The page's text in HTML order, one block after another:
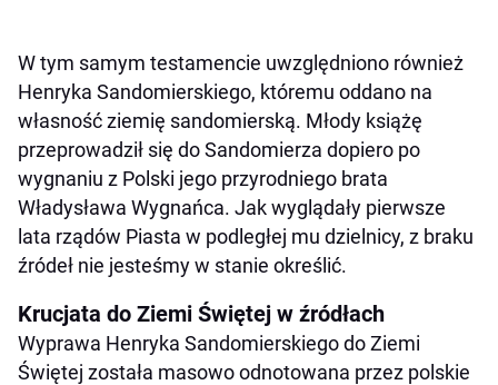
W tym samym testamencie uwzględniono również
Henryka Sandomierskiego, któremu oddano na
własność ziemię sandomierską. Młody książę
przeprowadził się do Sandomierza dopiero po
wygnaniu z Polski jego przyrodniego brata
Władysława Wygnańca. Jak wyglądały pierwsze
lata rządów Piasta w podległej mu dzielnicy, z braku
źródeł nie jesteśmy w stanie określić.
Krucjata do Ziemi Świętej w źródłach
Wyprawa Henryka Sandomierskiego do Ziemi
Świętej została masowo odnotowana przez polskie